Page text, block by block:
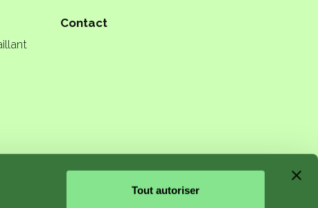
Tout autoriser
Contact